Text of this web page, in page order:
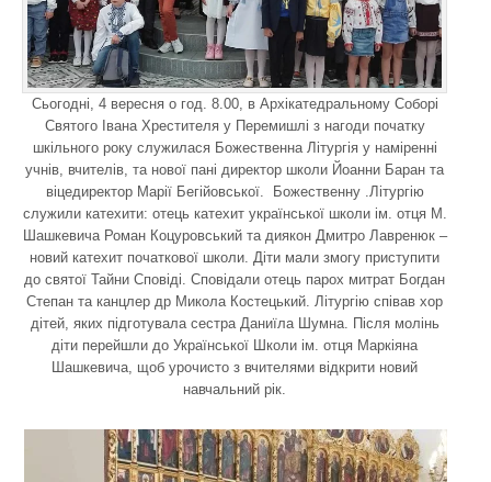
Сьогодні, 4 вересня о год. 8.00, в Архікатедральному Соборі
Святого Івана Хрестителя у Перемишлі з нагоди початку
шкільного року служилася Божественна Літургія у наміренні
учнів, вчителів, та нової пані директор школи Йоанни Баран та
віцедиректор Марії Бегійовської. Божественну .Літургію
служили катехити: отець катехит української школи ім. отця М.
Шашкевича Роман Коцуровський та диякон Дмитро Лавренюк –
новий катехит початкової школи. Діти мали змогу приступити
до святої Тайни Сповіді. Сповідали отець парох митрат Богдан
Степан та канцлер др Микола Костецький. Літургію співав хор
дітей, яких підготувала сестра Даниїла Шумна. Після молінь
діти перейшли до Української Школи ім. отця Маркіяна
Шашкевича, щоб урочисто з вчителями відкрити новий
навчальний рік.